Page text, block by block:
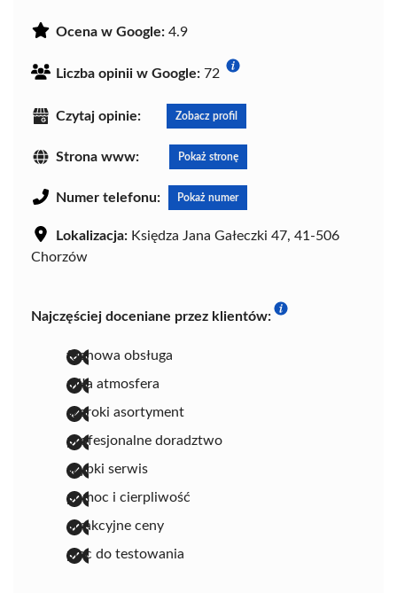
Ocena w Google: 4.9
Liczba opinii w Google: 72
Czytaj opinie: Zobacz profil
Strona www: Pokaż stronę
Numer telefonu: Pokaż numer
Lokalizacja: Księdza Jana Gałeczki 47, 41-506
Chorzów
Najczęściej doceniane przez klientów:
fachowa obsługa
miła atmosfera
szeroki asortyment
profesjonalne doradztwo
szybki serwis
pomoc i cierpliwość
atrakcyjne ceny
plac do testowania